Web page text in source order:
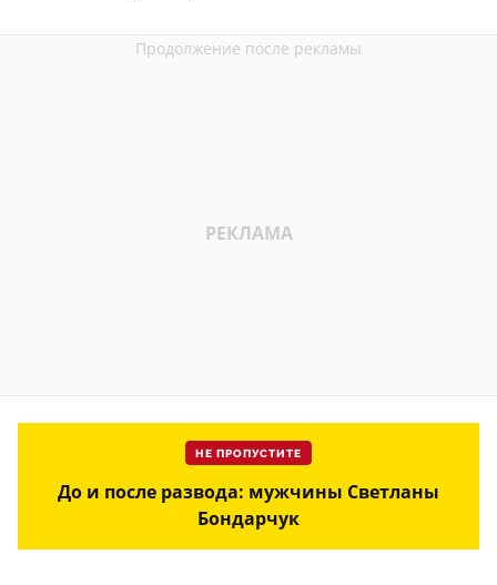
НЕ ПРОПУСТИТЕ
До и после развода: мужчины Светланы
Бондарчук